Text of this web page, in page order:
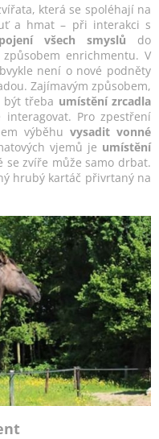
která se spoléhají na
a hmat – při interakci s
všech smyslů do
enrichmentu. V
není o nové podněty
Zajímavým způsobem,
být třeba umístění zrcadla
Pro zpestření
výběhuvysadit vonné
vjemů je umístění
se zvíře může samo drbat.
hrubý kartáč přivrtaný na